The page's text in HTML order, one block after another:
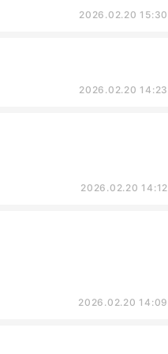
2026.02.20 15:30
2026.02.20 14:23
2026.02.20 14:12
2026.02.20 14:09